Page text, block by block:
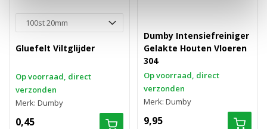
Gluefelt Viltglijder
Op voorraad, direct
verzonden
Merk: Dumby
0,45
Dumby Intensiefreiniger
Gelakte Houten Vloeren
304
Op voorraad, direct
verzonden
Merk: Dumby
9,95